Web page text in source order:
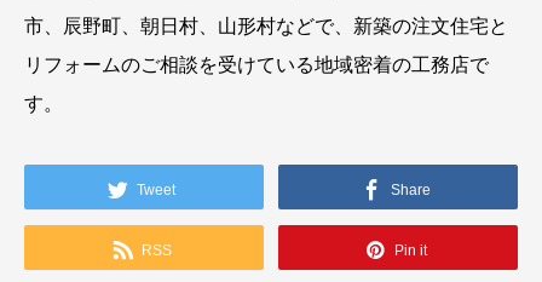
市、辰野町、朝日村、山形村などで、新築の注文住宅と
リフォームのご相談を受けている地域密着の工務店で
す。
Tweet Share
RSS Pin it